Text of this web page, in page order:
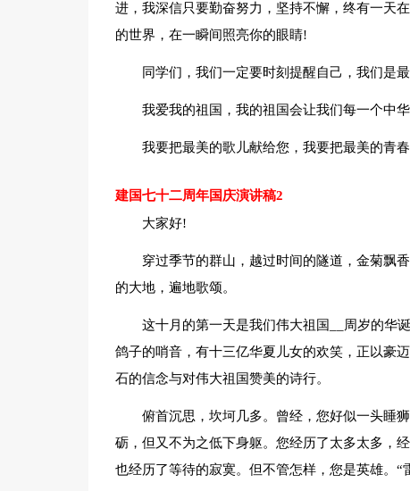
进，我深信只要勤奋努力，坚持不懈，终有一天
的世界，在一瞬间照亮你的眼睛!
同学们，我们一定要时刻提醒自己，我们是
我爱我的祖国，我的祖国会让我们每一个中
我要把最美的歌儿献给您，我要把最美的青
建国七十二周年国庆演讲稿2
大家好!
穿过季节的群山，越过时间的隧道，金菊飘
的大地，遍地歌颂。
这十月的第一天是我们伟大祖国__周岁的华
鸽子的哨音，有十三亿华夏儿女的欢笑，正以豪
石的信念与对伟大祖国赞美的诗行。
俯首沉思，坎坷几多。曾经，您好似一头睡
砺，但又不为之低下身躯。您经历了太多太多，
也经历了等待的寂寞。但不管怎样，您是英雄。